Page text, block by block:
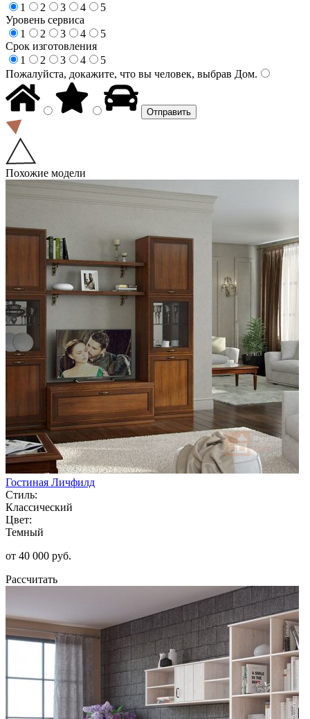
1
2 3 4
5
Уровень сервиса
1
2 3 4
5
Срок изготовления
1
2 3 4
5
Пожалуйста, докажите, что вы человек, выбрав Дом.
Похожие модели
Гостиная Личфилд
Стиль:
Классический
Цвет:
Темный
от 40 000 руб.
Рассчитать